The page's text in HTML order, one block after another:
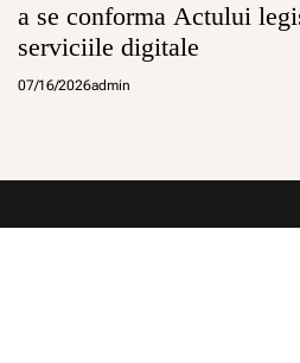
a se conforma Actului
serviciile digitale
07/16/2026admin